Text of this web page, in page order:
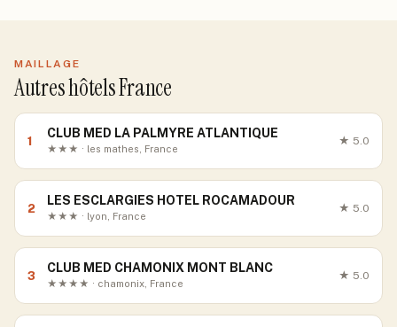
MAILLAGE
Autres hôtels France
1
CLUB MED LA PALMYRE ATLANTIQUE
★★★ · les mathes, France
★ 5.0
2
LES ESCLARGIES HOTEL ROCAMADOUR
★★★ · lyon, France
★ 5.0
3
CLUB MED CHAMONIX MONT BLANC
★★★★ · chamonix, France
★ 5.0